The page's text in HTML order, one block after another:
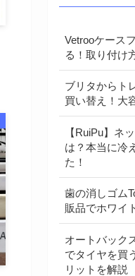
Vetrooケース
る！取り付け
ブリタからト
買い替え！大
【RuiPu】ネ
は？本当に冷
た！
歯の消しゴム
販品でホワイ
オートバック
でタイヤを買
リットを解説